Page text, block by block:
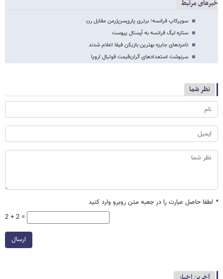
خبرهای مرتبط
سوپرکاپ فرانسه؛ برتری پاری‌سن‌ژرمن مقابل رن
ستاره لیگ فرانسه به آرسنال پیوست
نامزدهای جایزه بهترین بازیکن فیفا اعلام شدند
سرنوشت استعدادهای گران‌قیمت فوتبال اروپا
نظر شما
* لطفا حاصل عبارت را در جعبه متن روبرو وارد کنید
2 + 2 =
ارسال